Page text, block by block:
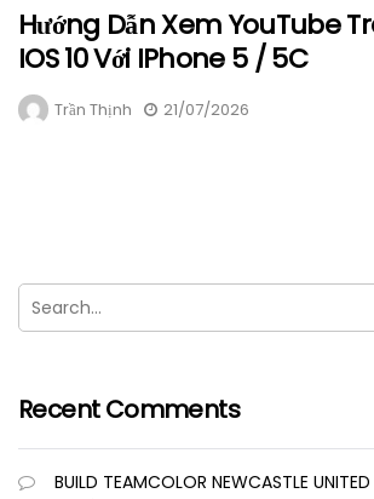
Hướng Dẫn Xem YouTube
IOS 10 Với IPhone 5 / 5C
Trần Thịnh 21/07/2026
Recent Comments
BUILD TEAMCOLOR NEWCASTLE